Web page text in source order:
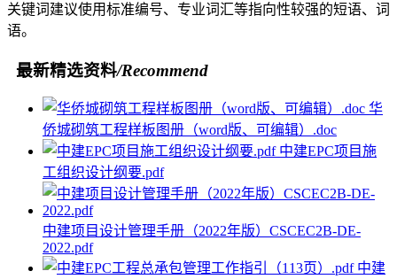
关键词建议使用标准编号、专业词汇等指向性较强的短语、词
语。
最新精选资料/Recommend
华
侨城砌筑工程样板图册（word版、可编辑）.doc
中建EPC项目施
工组织设计纲要.pdf
中建项目设计管理手册（2022年版）CSCEC2B-DE-
2022.pdf
中建